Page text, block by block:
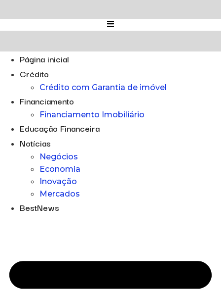
para
o
Página inicial
Crédito
Crédito com Garantia de imóvel
Financiamento
Financiamento Imobiliário
Educação Financeira
Notícias
Negócios
Economia
Inovação
Mercados
BestNews